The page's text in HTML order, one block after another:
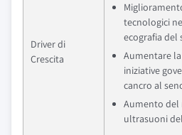
Driver di
Crescita
tecnologici
ecografia del
Aumentare
iniziative
cancro al
Aumento del
ultrasuoni